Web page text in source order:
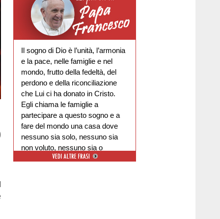
Il sogno di Dio è l’unità, l’armonia
e la pace, nelle famiglie e nel
mondo, frutto della fedeltà, del
perdono e della riconciliazione
che Lui ci ha donato in Cristo.
Egli chiama le famiglie a
partecipare a questo sogno e a
fare del mondo una casa dove
nessuno sia solo, nessuno sia
non voluto, nessuno sia o